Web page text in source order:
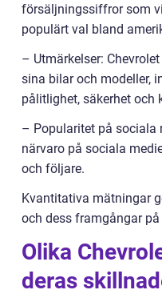
försäljningssiffror som
populärt val bland
– Utmärkelser:
sina bilar och modeller,
pålitlighet, säkerhet och
– Popularitet på sociala
närvaro på sociala
och följare.
Kvantitativa mätningar
och dess framgångar
Olika
deras